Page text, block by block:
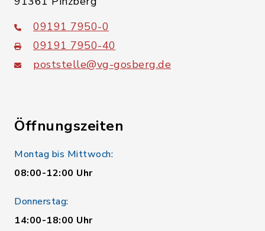
09191 7950-0
09191 7950-40
poststelle@vg-gosberg.de
Öffnungszeiten
Montag bis Mittwoch:
08:00-12:00 Uhr
Donnerstag:
14:00-18:00 Uhr